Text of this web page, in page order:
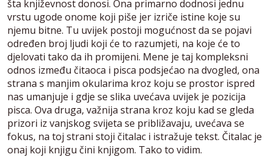
šta književnost donosi. Ona primarno dodnosi jednu
vrstu ugode onome koji piše jer izriče istine koje su
njemu bitne. Tu uvijek postoji mogućnost da se pojavi
određen broj ljudi koji će to razumjeti, na koje će to
djelovati tako da ih promijeni. Mene je taj kompleksni
odnos između čitaoca i pisca podsjećao na dvogled, ona
strana s manjim okularima kroz koju se prostor ispred
nas umanjuje i gdje se slika uvećava uvijek je pozicija
pisca. Ova druga, važnija strana kroz koju kad se gleda
prizori iz vanjskog svijeta se približavaju, uvećava se
fokus, na toj strani stoji čitalac i istražuje tekst. Čitalac je
onaj koji knjigu čini knjigom. Tako to vidim.